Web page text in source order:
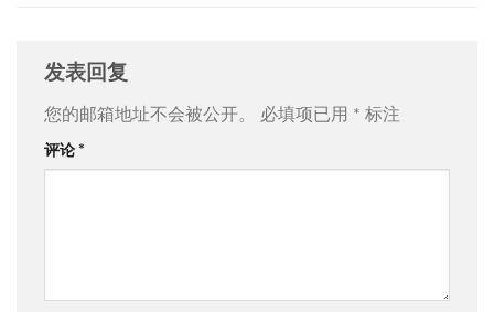
发表回复
您的邮箱地址不会被公开。 必填项已用 * 标注
评论 *